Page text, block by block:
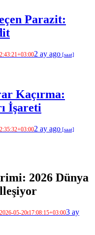
Parazit:
2 ay ago
Kaçırma:
İşareti
2 ay ago
2026 Dünya
3 ay